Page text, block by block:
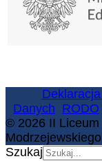
Danych RODO
© 2026 II Liceum
Szukaj